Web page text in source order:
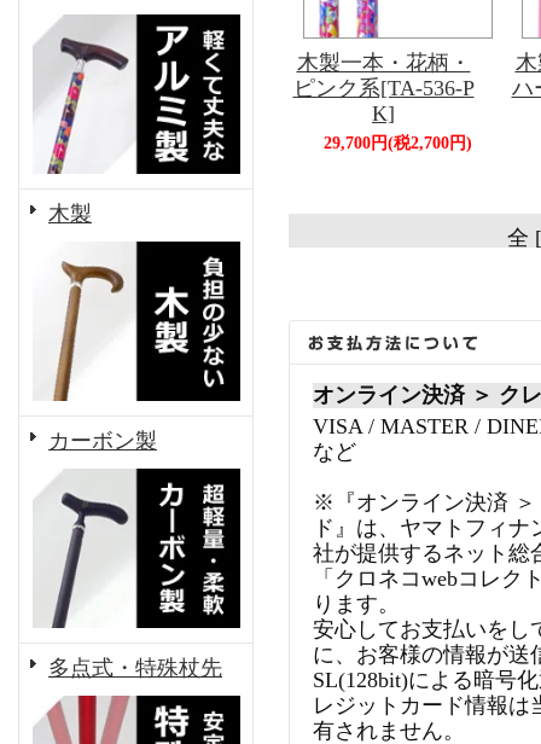
木製
カーボン製
多点式・特殊杖先
木製一本・花柄・
ピンク系[TA-536-P
K]
29,700円(税2,700円)
ハ
全
オンライン決済 ＞ ク
VISA / MASTER /
など
※『オンライン決済 ＞
ド』は、ヤマトフィナ
社が提供するネット総
「クロネコwebコレク
ります。
安心してお支払いをし
に、お客様の情報が送
SL(128bit)による暗号
レジットカード情報は
有されません。